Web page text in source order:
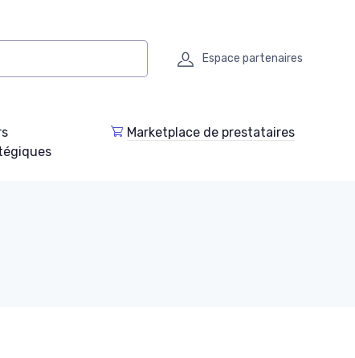
Espace partenaires
Marketplace de prestataires